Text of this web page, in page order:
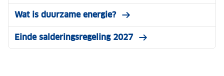
Wat is duurzame energie?
Einde salderingsregeling 2027